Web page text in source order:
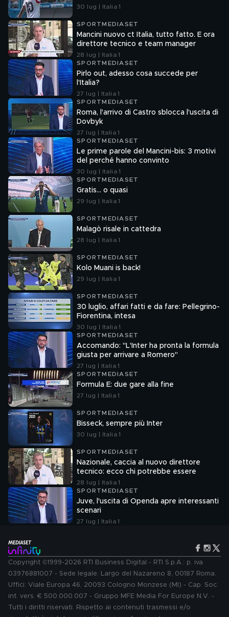
30 lug | Italia 1
SPORTMEDIASET
Mancini nuovo ct Italia, tutto fatto. E ora
direttore tecnico e team manager
28 lug | Italia 1
SPORTMEDIASET
Pirlo out, adesso cosa succede per
l'Italia?
27 lug | Italia 1
SPORTMEDIASET
Roma, l'arrivo di Castro sblocca l'uscita di
Dovbyk
27 lug | Italia 1
SPORTMEDIASET
Le prime parole del Mancini-bis: 3 motivi
del perché hanno convinto
30 lug | Italia 1
SPORTMEDIASET
Gratis... o quasi
29 lug | Italia 1
SPORTMEDIASET
Malagò risale in cattedra
28 lug | Italia 1
SPORTMEDIASET
Kolo Muani is back!
29 lug | Italia 1
SPORTMEDIASET
30 luglio, affari fatti e da fare: Pellegrino-
Fiorentina, intesa
30 lug | Italia 1
SPORTMEDIASET
Accomando: "L'Inter ha pronta la formula
giusta per arrivare a Romero"
27 lug | Italia 1
SPORTMEDIASET
Formula E: due gare alla fine
27 lug | Italia 1
SPORTMEDIASET
Bisseck, sempre più Inter
30 lug | Italia 1
SPORTMEDIASET
Nazionale, caccia al nuovo direttore
tecnico: ecco chi potrebbe essere
28 lug | Italia 1
SPORTMEDIASET
Juve, l'uscita di Openda apre interessanti
scenari
27 lug | Italia 1
Copyright ©1999-2026 RTI Business Digital - RTI S.p.A.: p. iva
03976881007 - Sede legale: Largo del Nazareno 8, 00187 Roma.
Uffici: Viale Europa 46, 20093 Cologno Monzese (MI) - Cap. Soc.
int. vers. € 500.000.007 - Gruppo MFE Media For Europe N.V. -
Tutti i diritti riservati. Rispetto ai contenuti trasmessi e/o